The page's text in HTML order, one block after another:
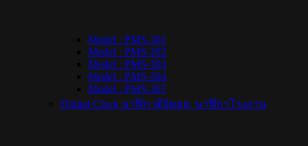
Model : PMS-301
Model : PMS-302
Model : PMS-303
Model : PMS-304
Model : PMS-307
Digital Clock นาฬิกาดิจิตอล, นาฬิกาโรงงาน